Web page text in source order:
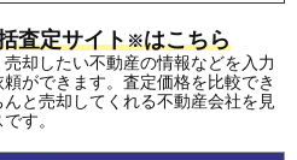
査定サイト※はこちら
却したい不動産の情報などを入力
ができます。査定価格を比較でき
と売却してくれる不動産会社を見
す。